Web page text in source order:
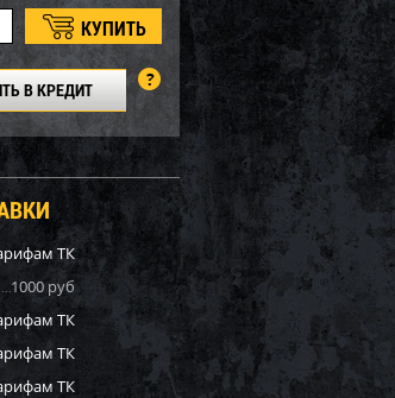
В КРЕДИТ
ТК
1000 руб
ТК
ТК
ТК